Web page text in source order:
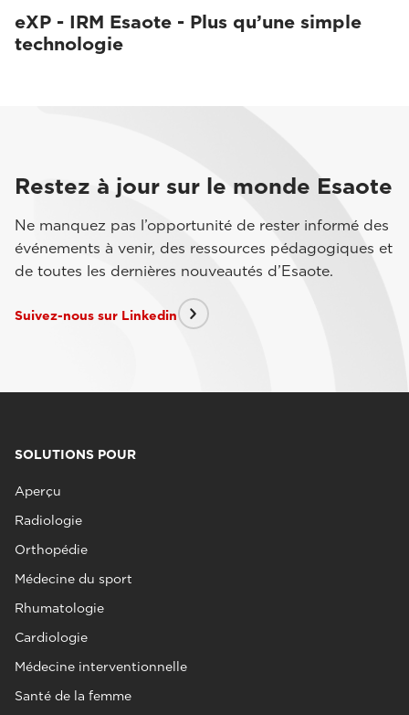
eXP - IRM Esaote - Plus qu’une simple
technologie
Restez à jour sur le monde Esaote
Ne manquez pas l’opportunité de rester informé des
événements à venir, des ressources pédagogiques et
de toutes les dernières nouveautés d’Esaote.
Suivez-nous sur Linkedin
SOLUTIONS POUR
Aperçu
Radiologie
Orthopédie
Médecine du sport
Rhumatologie
Cardiologie
Médecine interventionnelle
Santé de la femme